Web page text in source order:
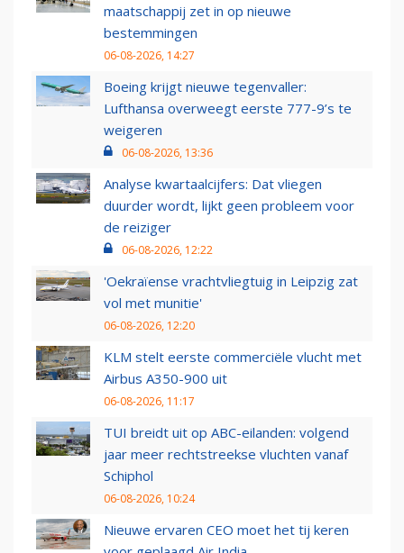
maatschappij zet in op nieuwe
bestemmingen
06-08-2026, 14:27
Boeing krijgt nieuwe tegenvaller:
Lufthansa overweegt eerste 777-9’s te
weigeren
06-08-2026, 13:36
Analyse kwartaalcijfers: Dat vliegen
duurder wordt, lijkt geen probleem voor
de reiziger
06-08-2026, 12:22
'Oekraïense vrachtvliegtuig in Leipzig zat
vol met munitie'
06-08-2026, 12:20
KLM stelt eerste commerciële vlucht met
Airbus A350-900 uit
06-08-2026, 11:17
TUI breidt uit op ABC-eilanden: volgend
jaar meer rechtstreekse vluchten vanaf
Schiphol
06-08-2026, 10:24
Nieuwe ervaren CEO moet het tij keren